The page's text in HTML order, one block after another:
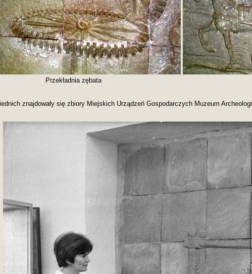
Przekładnia zębata
znajdowały się zbiory Miejskich Urządzeń Gospodarczych Muzeum